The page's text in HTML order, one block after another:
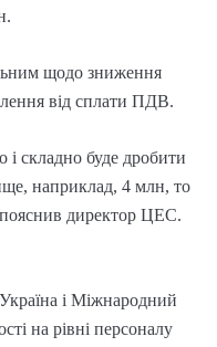
щодо зниження
від сплати ПДВ.
і складно буде дробити
наприклад, 4 млн, то
директор ЦЕС.
і Міжнародний
на рівні персоналу